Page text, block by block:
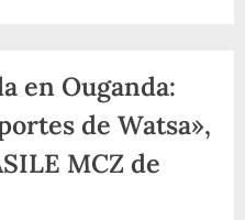
en Ouganda:
de Watsa»,
MCZ de